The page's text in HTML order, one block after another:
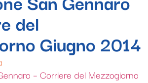
del
Giugno 2014
– Corriere del Mezzogiorno